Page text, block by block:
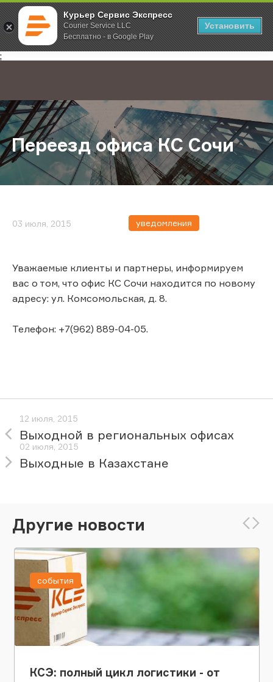
Курьер Сервис Экспресс
Courier Service LLC
Бесплатно - в Google Play
Установить
;
Главная О компании Новости Переезд офиса КС Сочи
Переезд офиса КС Сочи
03 июля, 2015 уведомления
Уважаемые клиенты и партнеры, информируем
вас о том, что офис КС Сочи находится по новому
адресу: ул. Комсомольская, д. 8.
Телефон: +7(962) 889-04-05.
12 июля, 2015
Выходной в региональных офисах
02 июля, 2015
Выходные в Казахстане
Другие новости
КСЭ: полный цикл логистики - от
события